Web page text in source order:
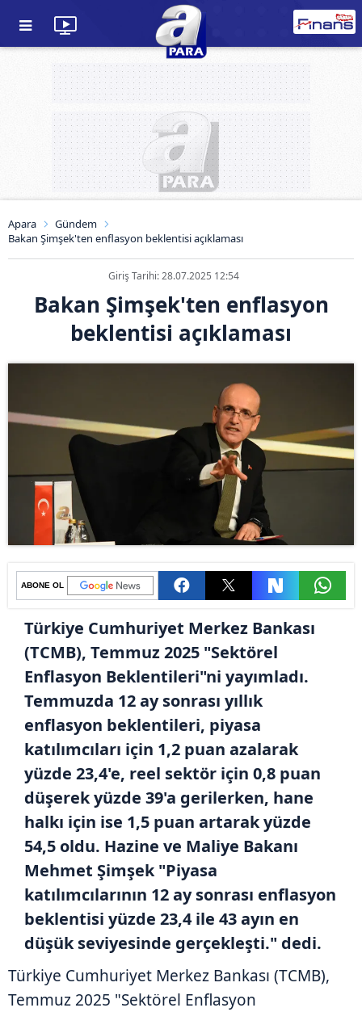
Apara
Gündem
Bakan Şimşek'ten enflasyon beklentisi açıklaması
Giriş Tarihi: 28.07.2025 12:54
Bakan Şimşek'ten enflasyon
beklentisi açıklaması
ABONE OL
Türkiye Cumhuriyet Merkez Bankası
(TCMB), Temmuz 2025 "Sektörel
Enflasyon Beklentileri"ni yayımladı.
Temmuzda 12 ay sonrası yıllık
enflasyon beklentileri, piyasa
katılımcıları için 1,2 puan azalarak
yüzde 23,4'e, reel sektör için 0,8 puan
düşerek yüzde 39'a gerilerken, hane
halkı için ise 1,5 puan artarak yüzde
54,5 oldu. Hazine ve Maliye Bakanı
Mehmet Şimşek "Piyasa
katılımcılarının 12 ay sonrası enflasyon
beklentisi yüzde 23,4 ile 43 ayın en
düşük seviyesinde gerçekleşti." dedi.
Türkiye Cumhuriyet Merkez Bankası (TCMB),
Temmuz 2025 "Sektörel Enflasyon